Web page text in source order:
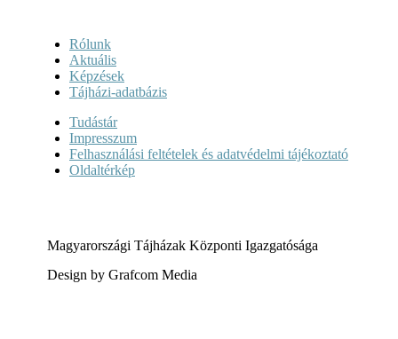
Rólunk
Aktuális
Képzések
Tájházi-adatbázis
Tudástár
Impresszum
Felhasználási feltételek és adatvédelmi tájékoztató
Oldaltérkép
Magyarországi Tájházak Központi Igazgatósága
Design by Grafcom Media